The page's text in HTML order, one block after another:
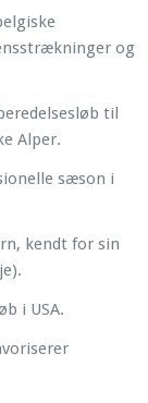
og
til
Alper.
sæson i
kendt for sin
i USA.